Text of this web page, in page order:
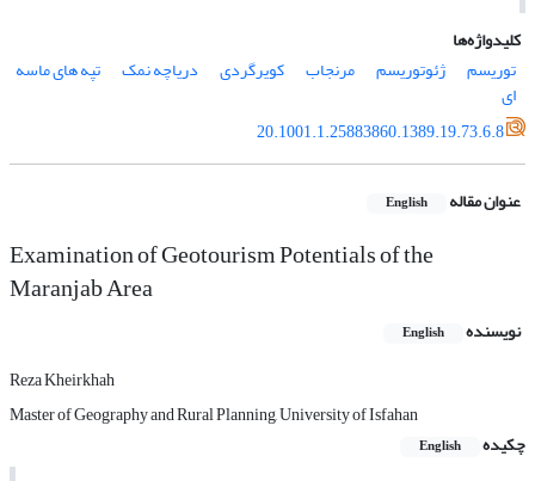
کلیدواژه‌ها
توریسم
ژئوتوریسم مرنجاب کویرگردى دریاچه نمک تپه‏ هاى ماسه‏
اى
20.1001.1.25883860.1389.19.73.6.8
عنوان مقاله English
Examination of Geotourism Potentials of the
Maranjab Area
نویسنده English
Reza Kheirkhah
Master of Geography and Rural Planning, University of Isfahan
چکیده
English